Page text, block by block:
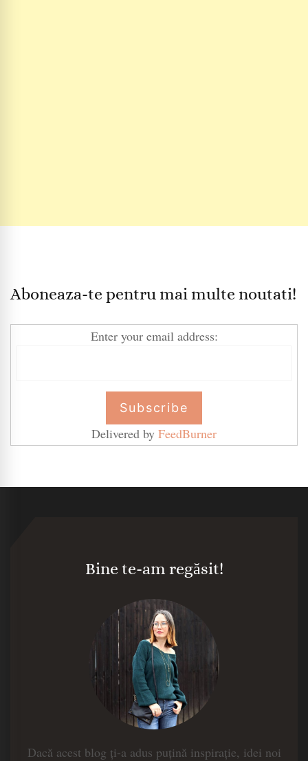
Aboneaza-te pentru mai multe noutati!
Enter your email address:
Delivered by FeedBurner
Bine te-am regăsit!
Dacă acest blog ți-a adus puțină inspirație, idei noi